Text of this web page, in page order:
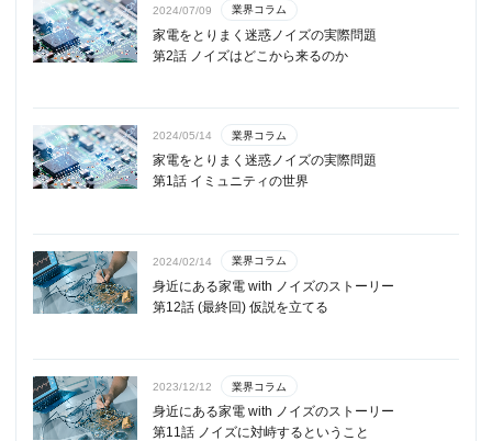
2024/07/09 業界コラム
家電をとりまく迷惑ノイズの実際問題
第2話 ノイズはどこから来るのか
2024/05/14 業界コラム
家電をとりまく迷惑ノイズの実際問題
第1話 イミュニティの世界
2024/02/14 業界コラム
身近にある家電 with ノイズのストーリー
第12話 (最終回) 仮説を立てる
2023/12/12 業界コラム
身近にある家電 with ノイズのストーリー
第11話 ノイズに対峙するということ